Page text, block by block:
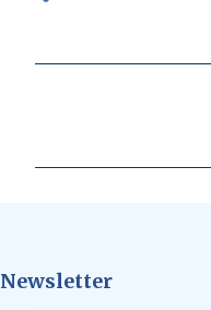
á
Newsletter